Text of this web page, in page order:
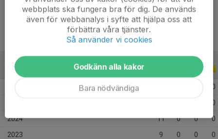
Ålder
14 år
ALLA SERIER ALLA ÅR
0
0
2024 11 0 0 0
2023 9 0 0 0
webbplats ska fungera bra för dig. De används
även för webbanalys i syfte att hjälpa oss att
förbättra våra tjänster.
Så använder vi cookies
Godkänn alla kakor
Bara nödvändiga